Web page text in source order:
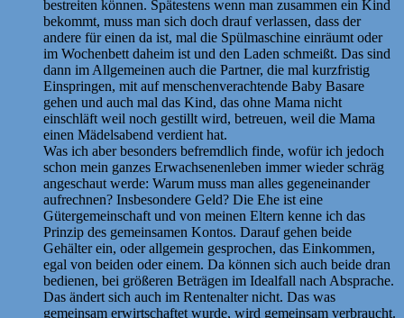
bestreiten können. Spätestens wenn man zusammen ein Kind
bekommt, muss man sich doch drauf verlassen, dass der
andere für einen da ist, mal die Spülmaschine einräumt oder
im Wochenbett daheim ist und den Laden schmeißt. Das sind
dann im Allgemeinen auch die Partner, die mal kurzfristig
Einspringen, mit auf menschenverachtende Baby Basare
gehen und auch mal das Kind, das ohne Mama nicht
einschläft weil noch gestillt wird, betreuen, weil die Mama
einen Mädelsabend verdient hat.
Was ich aber besonders befremdlich finde, wofür ich jedoch
schon mein ganzes Erwachsenenleben immer wieder schräg
angeschaut werde: Warum muss man alles gegeneinander
aufrechnen? Insbesondere Geld? Die Ehe ist eine
Gütergemeinschaft und von meinen Eltern kenne ich das
Prinzip des gemeinsamen Kontos. Darauf gehen beide
Gehälter ein, oder allgemein gesprochen, das Einkommen,
egal von beiden oder einem. Da können sich auch beide dran
bedienen, bei größeren Beträgen im Idealfall nach Absprache.
Das ändert sich auch im Rentenalter nicht. Das was
gemeinsam erwirtschaftet wurde, wird gemeinsam verbraucht.